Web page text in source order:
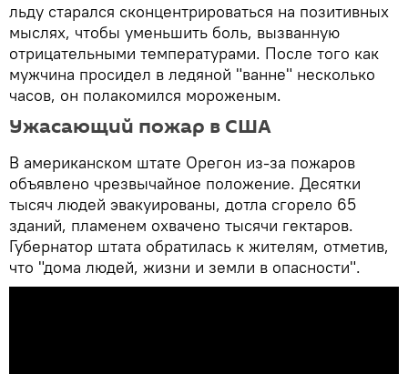
льду старался сконцентрироваться на позитивных
мыслях, чтобы уменьшить боль, вызванную
отрицательными температурами. После того как
мужчина просидел в ледяной "ванне" несколько
часов, он полакомился мороженым.
Ужасающий пожар в США
В американском штате Орегон из-за пожаров
объявлено чрезвычайное положение. Десятки
тысяч людей эвакуированы, дотла сгорело 65
зданий, пламенем охвачено тысячи гектаров.
Губернатор штата обратилась к жителям, отметив,
что "дома людей, жизни и земли в опасности".